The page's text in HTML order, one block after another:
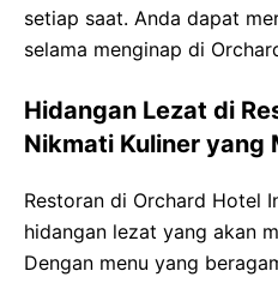
setiap saat. Anda dapat
selama menginap di
Hidangan Lezat di
Nikmati Kuliner yang
Restoran di Orchard Hotel
hidangan lezat yang akan
Dengan menu yang